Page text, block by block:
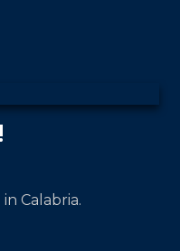
Calabria.